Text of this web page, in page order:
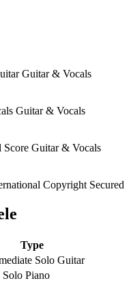
Copyright Secured
Type
Solo Guitar
Solo Piano